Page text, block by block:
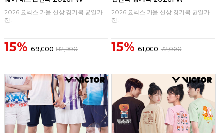
2026 요넥스 가을 신상 경기복 균일가
전!
15% 69,000 82,000
2026 요넥스 가을 신상 경기복 균일가
전!
15% 61,000 72,000